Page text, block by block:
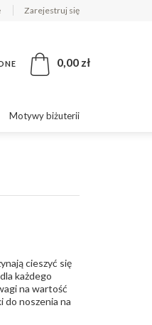
Zarejestruj się
0,00 zł
Motywy biżuterii
cieszyć się
każdego
na wartość
do noszenia na